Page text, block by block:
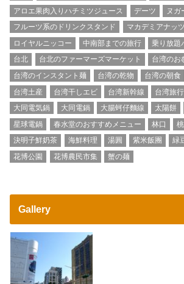
アロエ果肉入りハチミツジュース
デーツ
ヌガ
フルーツ系のドリンクスタンド
マカデミアナッ
ロイヤルニッコー
中南部までの旅行 乗り放題
台北
台北のファーマーズマーケット 台湾のお
台湾のインスタント麺
台湾の乾物 台湾の朝食
台湾土産
台湾干しエビ 台湾新幹線 台湾旅行
大同電気鍋
大同電鍋 大腸蚵仔麵線 太陽餅
星球電鍋
春水堂のおすすめメニュー 林口
決明子鮮奶茶
海鮮料理 湯圓 紫米飯團 緑
花博公園
花博農民市集 蟹の麺
Gallery